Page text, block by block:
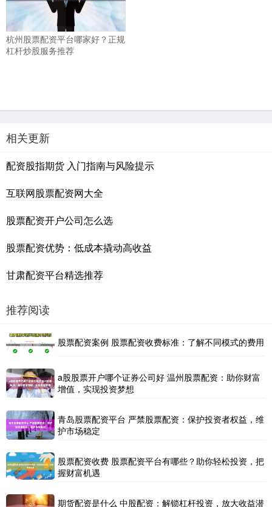
杭州股票配资平台哪家好？正规
杠杆炒股服务推荐
相关更新
配资股指期货 入门指南与风险提示
互联网股票配资网大全
股票配资开户公司怎么选
股票配资优势：低成本撬动高收益
甘肃配资平台精选推荐
推荐阅读
股票配资案例 股票配资收费标准：了解不同模式的费用
a股股票开户哪个证券公司好 温州股票配资：助你财富
增值，实现投资梦想
青岛股票配资平台 严禁股票配资：保护投资者权益，维
护市场稳定
股票配资收费 股票配资平台有哪些？助你轻松投资，把
握财富机遇
期货配资是什么 中股配资：解锁杠杆投资，放大收益潜